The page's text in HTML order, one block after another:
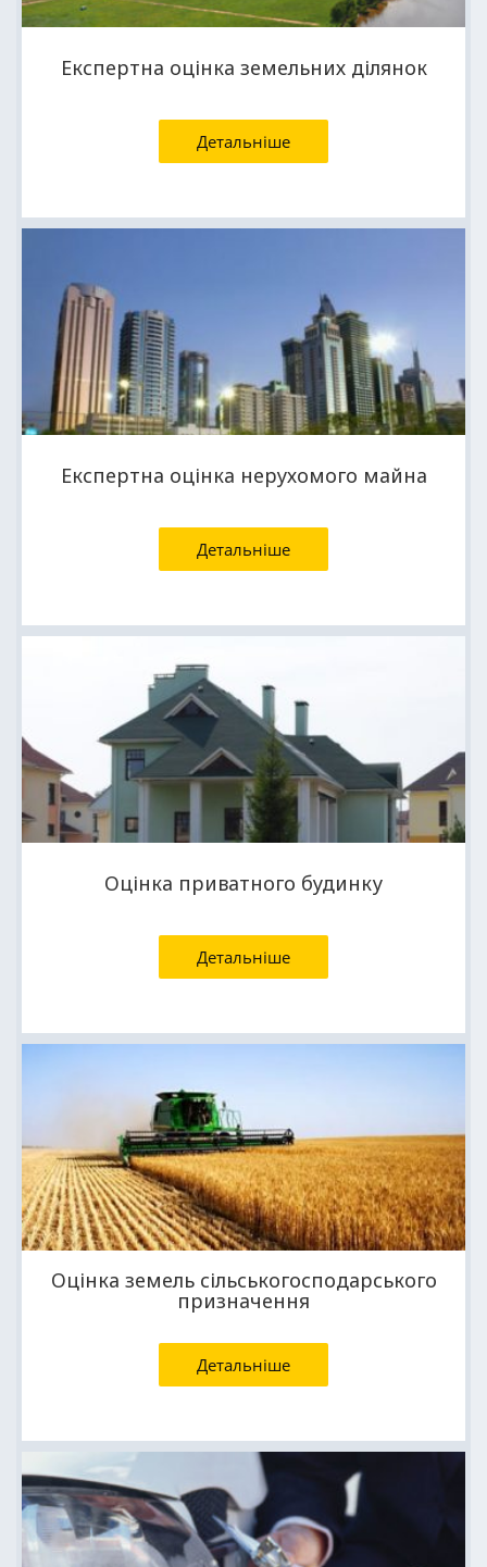
Експертна оцінка земельних ділянок
Детальніше
Експертна оцінка нерухомого майна
Детальніше
Оцінка приватного будинку
Детальніше
Оцінка земель сільськогосподарського
призначення
Детальніше